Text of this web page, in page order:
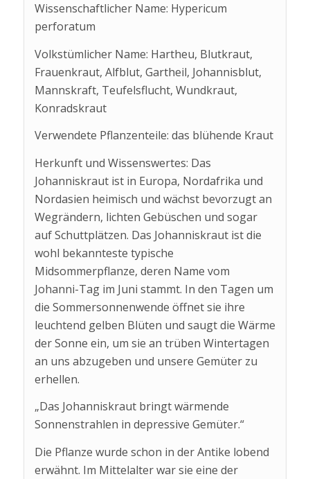
Wissenschaftlicher Name: Hypericum
perforatum
Volkstümlicher Name: Hartheu, Blutkraut,
Frauenkraut, Alfblut, Gartheil, Johannisblut,
Mannskraft, Teufelsflucht, Wundkraut,
Konradskraut
Verwendete Pflanzenteile: das blühende Kraut
Herkunft und Wissenswertes: Das
Johanniskraut ist in Europa, Nordafrika und
Nordasien heimisch und wächst bevorzugt an
Wegrändern, lichten Gebüschen und sogar
auf Schuttplätzen. Das Johanniskraut ist die
wohl bekannteste typische
Midsommerpflanze, deren Name vom
Johanni-Tag im Juni stammt. In den Tagen um
die Sommersonnenwende öffnet sie ihre
leuchtend gelben Blüten und saugt die Wärme
der Sonne ein, um sie an trüben Wintertagen
an uns abzugeben und unsere Gemüter zu
erhellen.
„Das Johanniskraut bringt wärmende
Sonnenstrahlen in depressive Gemüter.“
Die Pflanze wurde schon in der Antike lobend
erwähnt. Im Mittelalter war sie eine der